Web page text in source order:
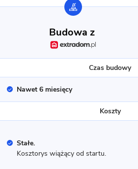
Rusiec - dom
garażem
PREFABRYKAT BETONOWY
16 zdjęć
Budowa z
Czas budowy
Nawet 6 miesięcy
Koszty
Stałe.
Kosztorys wiążący od startu.